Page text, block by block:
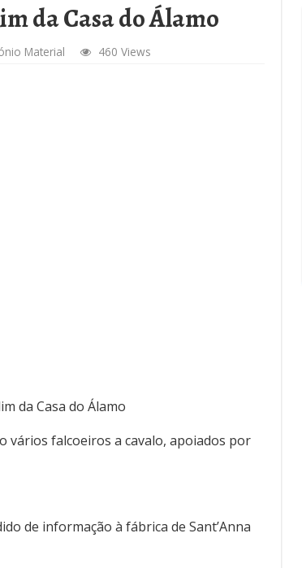
da Casa do Álamo
Material 460 Views
da Casa do Álamo
vários falcoeiros a cavalo, apoiados por
de informação à fábrica de Sant’Anna